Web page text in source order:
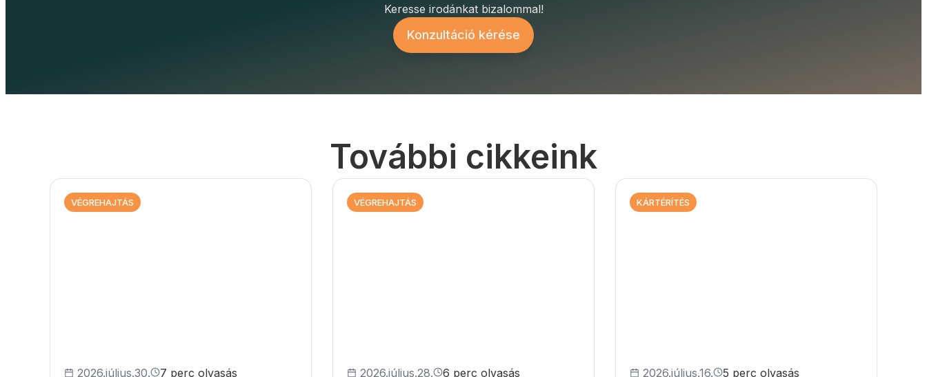
Keresse irodánkat bizalommal!
Konzultáció kérése
További cikkeink
VÉGREHAJTÁS
2026.július.30. 7 perc olvasás
VÉGREHAJTÁS
2026.július.28. 6 perc olvasás
KÁRTÉRÍTÉS
2026.július.16. 5 perc olvasás